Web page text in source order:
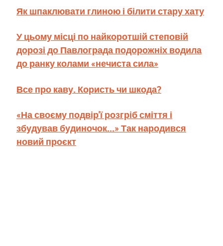
Як шпаклювати глиною і білити стару хату
У цьому місці по найкоротшій степовій
дорозі до Павлограда подорожніх водила
до ранку колами «нечиста сила»
Все про каву. Користь чи шкода?
«На своєму подвір'ї розгріб сміття і
збудував будиночок...» Так народився
новий проєкт